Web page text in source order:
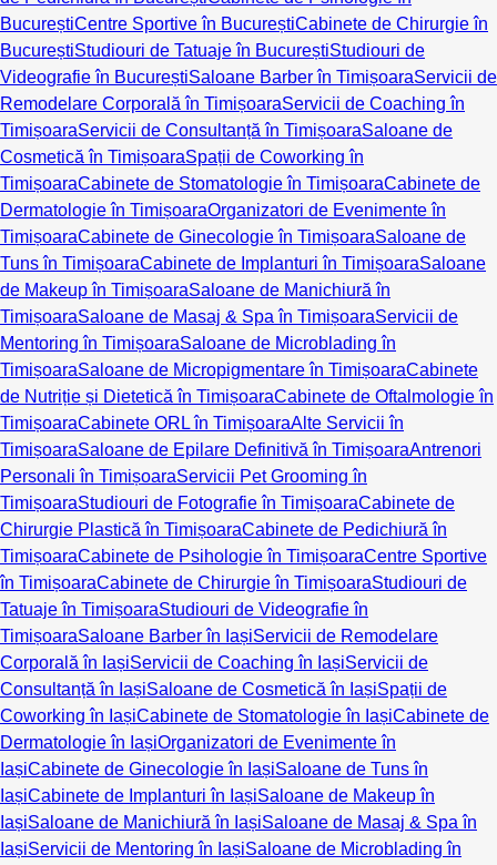
BucureștiCentre Sportive în BucureștiCabinete de Chirurgie în
BucureștiStudiouri de Tatuaje în BucureștiStudiouri de
Videografie în BucureștiSaloane Barber în TimișoaraServicii de
Remodelare Corporală în TimișoaraServicii de Coaching în
TimișoaraServicii de Consultanță în TimișoaraSaloane de
Cosmetică în TimișoaraSpații de Coworking în
TimișoaraCabinete de Stomatologie în TimișoaraCabinete de
Dermatologie în TimișoaraOrganizatori de Evenimente în
TimișoaraCabinete de Ginecologie în TimișoaraSaloane de
Tuns în TimișoaraCabinete de Implanturi în TimișoaraSaloane
de Makeup în TimișoaraSaloane de Manichiură în
TimișoaraSaloane de Masaj & Spa în TimișoaraServicii de
Mentoring în TimișoaraSaloane de Microblading în
TimișoaraSaloane de Micropigmentare în TimișoaraCabinete
de Nutriție și Dietetică în TimișoaraCabinete de Oftalmologie în
TimișoaraCabinete ORL în TimișoaraAlte Servicii în
TimișoaraSaloane de Epilare Definitivă în TimișoaraAntrenori
Personali în TimișoaraServicii Pet Grooming în
TimișoaraStudiouri de Fotografie în TimișoaraCabinete de
Chirurgie Plastică în TimișoaraCabinete de Pedichiură în
TimișoaraCabinete de Psihologie în TimișoaraCentre Sportive
în TimișoaraCabinete de Chirurgie în TimișoaraStudiouri de
Tatuaje în TimișoaraStudiouri de Videografie în
TimișoaraSaloane Barber în IașiServicii de Remodelare
Corporală în IașiServicii de Coaching în IașiServicii de
Consultanță în IașiSaloane de Cosmetică în IașiSpații de
Coworking în IașiCabinete de Stomatologie în IașiCabinete de
Dermatologie în IașiOrganizatori de Evenimente în
IașiCabinete de Ginecologie în IașiSaloane de Tuns în
IașiCabinete de Implanturi în IașiSaloane de Makeup în
IașiSaloane de Manichiură în IașiSaloane de Masaj & Spa în
IașiServicii de Mentoring în IașiSaloane de Microblading în